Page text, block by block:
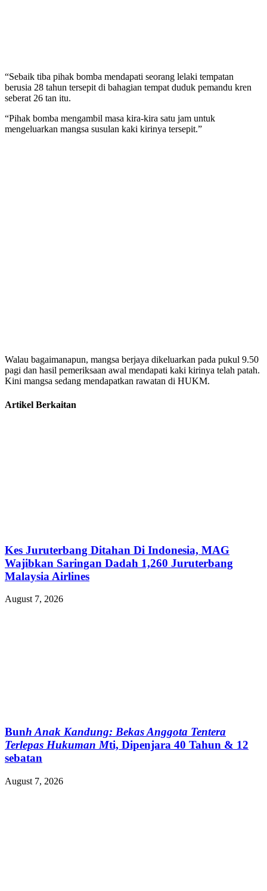
“Sebaik tiba pihak bomba mendapati seorang lelaki tempatan
berusia 28 tahun tersepit di bahagian tempat duduk pemandu kren
seberat 26 tan itu.
“Pihak bomba mengambil masa kira-kira satu jam untuk
mengeluarkan mangsa susulan kaki kirinya tersepit.”
Walau bagaimanapun, mangsa berjaya dikeluarkan pada pukul 9.50
pagi dan hasil pemeriksaan awal mendapati kaki kirinya telah patah.
Kini mangsa sedang mendapatkan rawatan di HUKM.
Artikel Berkaitan
Kes Juruterbang Ditahan Di Indonesia, MAG
Wajibkan Saringan Dadah 1,260 Juruterbang
Malaysia Airlines
August 7, 2026
Bunh Anak Kandung: Bekas Anggota Tentera
Terlepas Hukuman Mti, Dipenjara 40 Tahun & 12
sebatan
August 7, 2026